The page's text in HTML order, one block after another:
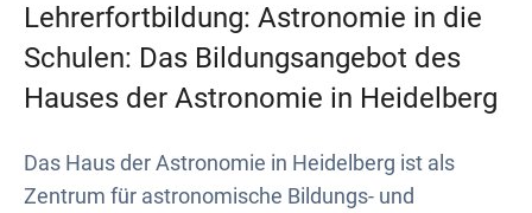
Lehrerfortbildung: Astronomie in die
Schulen: Das Bildungsangebot des
Hauses der Astronomie in Heidelberg
Das Haus der Astronomie in Heidelberg ist als
Zentrum für astronomische Bildungs- und